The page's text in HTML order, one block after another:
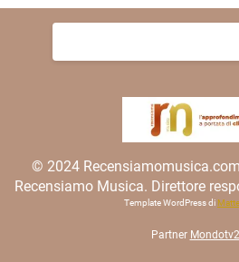
Ricerca
© 2024
Recensiamo Musica. Direttore
Template WordPress di
Partner